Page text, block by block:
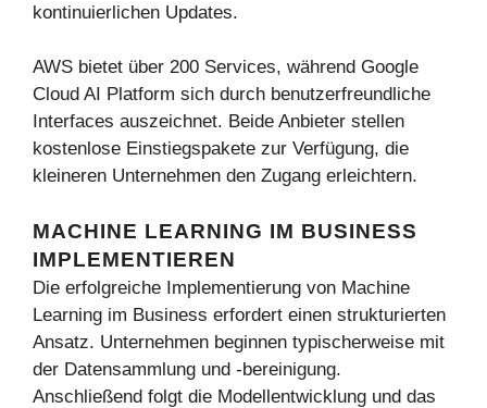
kontinuierlichen Updates.
AWS bietet über 200 Services, während Google
Cloud AI Platform sich durch benutzerfreundliche
Interfaces auszeichnet. Beide Anbieter stellen
kostenlose Einstiegspakete zur Verfügung, die
kleineren Unternehmen den Zugang erleichtern.
MACHINE LEARNING IM BUSINESS
IMPLEMENTIEREN
Die erfolgreiche Implementierung von Machine
Learning im Business erfordert einen strukturierten
Ansatz. Unternehmen beginnen typischerweise mit
der Datensammlung und -bereinigung.
Anschließend folgt die Modellentwicklung und das